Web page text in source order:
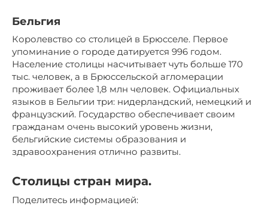
Бельгия
Королевство со столицей в Брюсселе. Первое
упоминание о городе датируется 996 годом.
Население столицы насчитывает чуть больше 170
тыс. человек, а в Брюссельской агломерации
проживает более 1,8 млн человек. Официальных
языков в Бельгии три: нидерландский, немецкий и
французский. Государство обеспечивает своим
гражданам очень высокий уровень жизни,
бельгийские системы образования и
здравоохранения отлично развиты.
Столицы стран мира.
Поделитесь информацией: